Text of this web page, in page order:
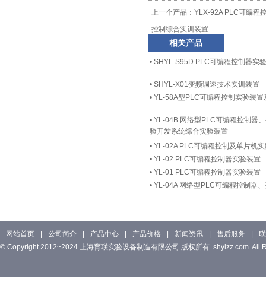
上一个产品： YLX-92A PLC可编程
控制综合实训装置
相关产品
• SHYL-S95D PLC可编程控制器实
• SHYL-X01变频调速技术实训装置
• YL-58A型PLC可编程控制实验装置
• YL-04B 网络型PLC可编程控制器
验开发系统综合实验装置
• YL-02A PLC可编程控制及单片机
• YL-02 PLC可编程控制器实验装置
• YL-01 PLC可编程控制器实验装置
• YL-04A 网络型PLC可编程控制器
网站首页 公司简介 产品中心 产品价格 新闻资讯 售后服务
© Copyright 2012~2024 上海育联实验设备制造有限公司 版权所有. shylzz.com. All